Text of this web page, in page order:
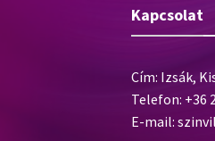
Kapcsolat
Cím: Izsák,
Telefon: +36
E-mail: